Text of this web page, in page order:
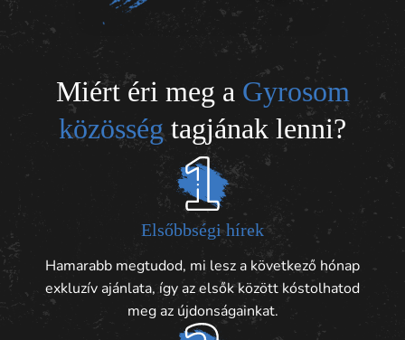
Miért éri meg a Gyrosom
közösségtagjának lenni?
Elsőbbségi hírek
Hamarabb megtudod, mi lesz a következő hónap
exkluzív ajánlata, így az elsők között kóstolhatod
meg az újdonságainkat.